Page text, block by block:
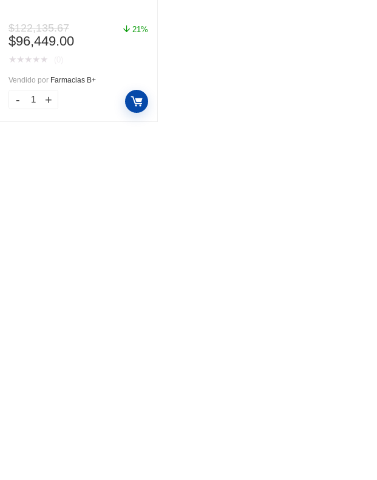
$122,135.67
El
precio
original
era:
$122,135.67.
$96,449.00El
es:
$96,449.00.
21%
★ ★ ★ ★ ★
Vendido por Farmacias B+
INLYTA